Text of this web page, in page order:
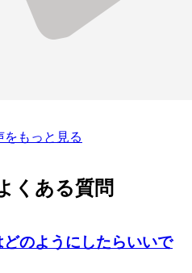
をもっと見る
くある質問
のようにしたらいいで